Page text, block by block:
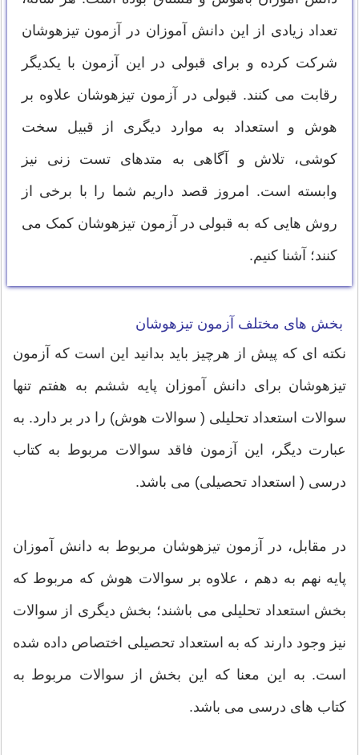
تعداد زیادی از این دانش آموزان در آزمون تیزهوشان
شرکت کرده و برای قبولی در این آزمون با یکدیگر
رقابت می کنند. قبولی در آزمون تیزهوشان علاوه بر
هوش و استعداد به موارد دیگری از قبیل سخت
کوشی، تلاش و آگاهی به متدهای تست زنی نیز
وابسته است. امروز قصد داریم شما را با برخی از
روش هایی که به قبولی در آزمون تیزهوشان کمک می
کنند؛ آشنا کنیم.
بخش های مختلف آزمون تیزهوشان
نکته ای که پیش از هرچیز باید بدانید این است که آزمون
تیزهوشان برای دانش آموزان پایه ششم به هفتم تنها
سوالات استعداد تحلیلی ( سوالات هوش) را در بر دارد. به
عبارت دیگر، این آزمون فاقد سوالات مربوط به کتاب
درسی ( استعداد تحصیلی) می باشد.
در مقابل، در آزمون تیزهوشان مربوط به دانش آموزان
پایه نهم به دهم ، علاوه بر سوالات هوش که مربوط که
بخش استعداد تحلیلی می باشند؛ بخش دیگری از سوالات
نیز وجود دارند که به استعداد تحصیلی اختصاص داده شده
است. به این معنا که این بخش از سوالات مربوط به
کتاب های درسی می باشد.